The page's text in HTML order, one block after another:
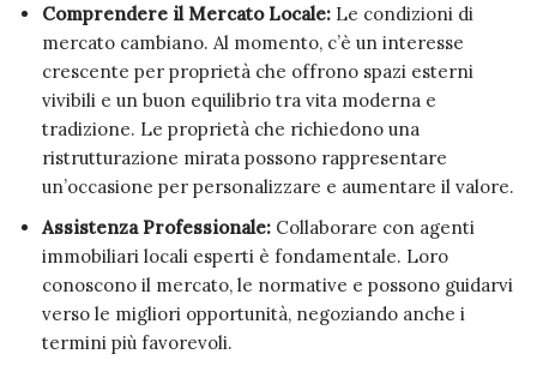
Comprendere il Mercato Locale: Le condizioni di
mercato cambiano. Al momento, c’è un interesse
crescente per proprietà che offrono spazi esterni
vivibili e un buon equilibrio tra vita moderna e
tradizione. Le proprietà che richiedono una
ristrutturazione mirata possono rappresentare
un’occasione per personalizzare e aumentare il valore.
Assistenza Professionale: Collaborare con agenti
immobiliari locali esperti è fondamentale. Loro
conoscono il mercato, le normative e possono guidarvi
verso le migliori opportunità, negoziando anche i
termini più favorevoli.